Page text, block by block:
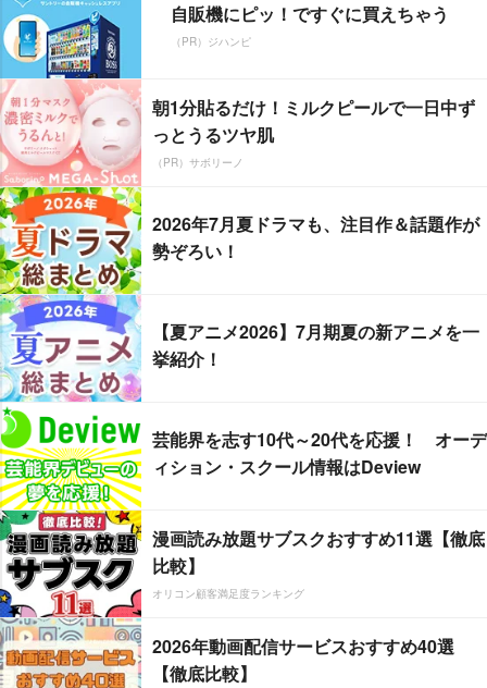
自販機にピッ！ですぐに買えちゃう
（PR）ジハンピ
朝1分貼るだけ！ミルクピールで一日中ず
っとうるツヤ肌
（PR）サボリーノ
2026年7月夏ドラマも、注目作＆話題作が
勢ぞろい！
【夏アニメ2026】7月期夏の新アニメを一
挙紹介！
芸能界を志す10代～20代を応援！ オーデ
ィション・スクール情報はDeview
漫画読み放題サブスクおすすめ11選【徹底
比較】
オリコン顧客満足度ランキング
2026年動画配信サービスおすすめ40選
【徹底比較】